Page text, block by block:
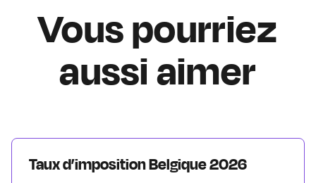
Vous pourriez
aussi aimer
Taux d’imposition Belgique 2026